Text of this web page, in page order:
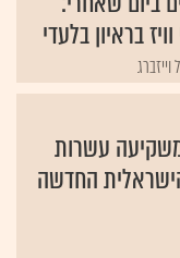
בראיון בלעדי
עשרות
החדשה